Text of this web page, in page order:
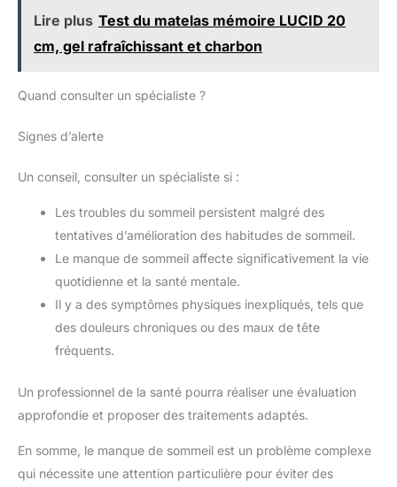
absorption des chocs et
une résilience supérieures.
La conception intelligente
et positions de sommeil,
côté et sur le ventre. Dormir
fabriqués à partir de tricots
plusieurs couches de
avec une construction
votre corps comme un
nuage doux, offrant confort
et soutien, pour que vous et
votre famille soyez toujours
le plus à l'aise possible.
lentement, loin des enfants
et des objets fragiles. Ne
pas appuyer sur le matelas
tout en le redressant pour
Lire plus Test du matelas mémoire LUCID 20
cm, gel rafraîchissant et charbon
Quand consulter un spécialiste ?
Signes d’alerte
Un conseil, consulter un spécialiste si :
Les troubles du sommeil persistent malgré des
tentatives d’amélioration des habitudes de sommeil.
Le manque de sommeil affecte significativement la vie
quotidienne et la santé mentale.
Il y a des symptômes physiques inexpliqués, tels que
des douleurs chroniques ou des maux de tête
fréquents.
Un professionnel de la santé pourra réaliser une évaluation
approfondie et proposer des traitements adaptés.
En somme, le manque de sommeil est un problème complexe
qui nécessite une attention particulière pour éviter des